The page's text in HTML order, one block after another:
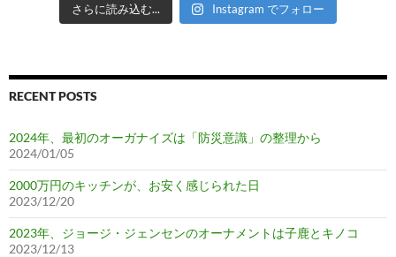
さらに読み込む... Instagram でフォロー
RECENT POSTS
2024年、最初のオーガナイズは「防災意識」の整理から
2024/01/05
2000万円のキッチンが、お安く感じられた日
2023/12/20
2023年、ジョージ・ジェンセンのオーナメントは子鹿とキノコ
2023/12/13